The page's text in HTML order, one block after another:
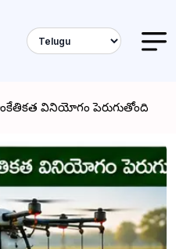
వినియోగం పెరుగుతోంది